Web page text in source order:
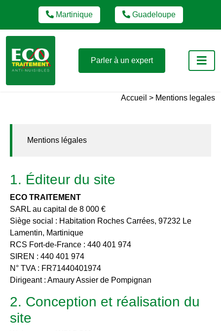
Martinique Guadeloupe
Parler à un expert
accueil > mentions legales
Mentions légales
1. Éditeur du site
ECO TRAITEMENT
SARL au capital de 8 000 €
Siège social : Habitation Roches Carrées, 97232 Le
Lamentin, Martinique
RCS Fort-de-France : 440 401 974
SIREN : 440 401 974
N° TVA : FR71440401974
Dirigeant : Amaury Assier de Pompignan
2. Conception et réalisation du
site